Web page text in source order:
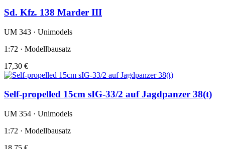
Sd. Kfz. 138 Marder III
UM 343 · Unimodels
1:72 · Modellbausatz
17,30 €
Self-propelled 15cm sIG-33/2 auf Jagdpanzer 38(t)
UM 354 · Unimodels
1:72 · Modellbausatz